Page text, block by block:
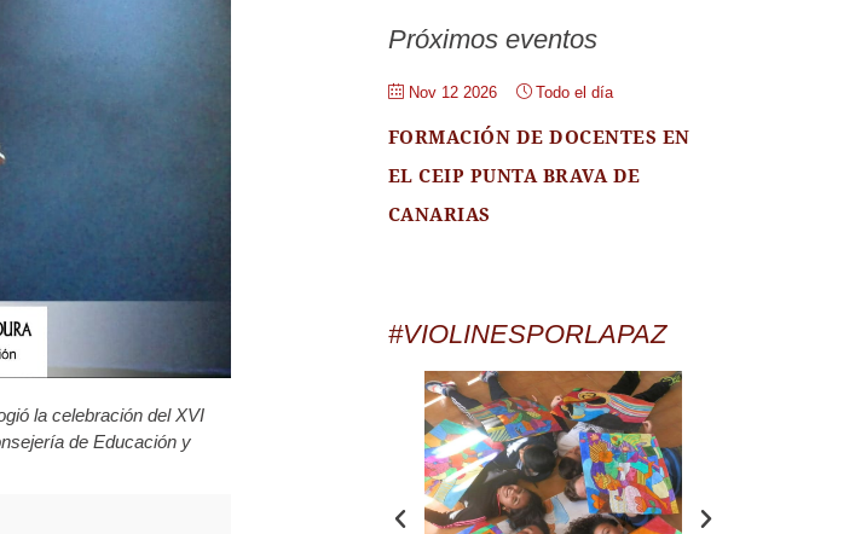
la celebración del XVI
de Educación y
Próximos eventos
Nov 12 2026 Todo el día
FORMACIÓN DE DOCENTES EN
EL CEIP PUNTA BRAVA DE
CANARIAS
#VIOLINESPORLAPAZ